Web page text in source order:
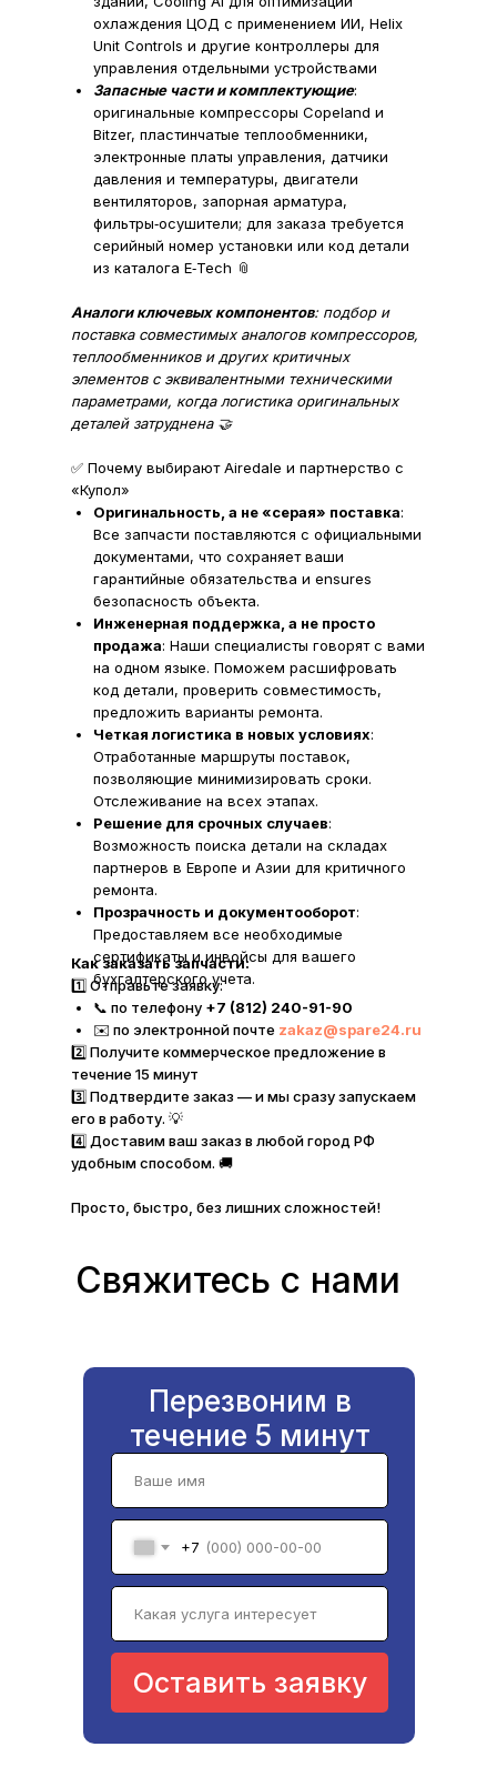
Как заказать запчасти:
1️⃣ Отправьте заявку:
📞 по телефону +7 (812) 240-91-90
✉️ по электронной почте zakaz@spare24.ru
2️⃣ Получите коммерческое предложение в
течение 15 минут
3️⃣ Подтвердите заказ — и мы сразу запускаем
его в работу. 💡
4️⃣ Доставим ваш заказ в любой город РФ
удобным способом. 🚚
Просто, быстро, без лишних сложностей!
охлаждения ЦОД с применением ИИ, Helix
Unit Controls и другие контроллеры для
управления отдельными устройствами​
Запасные части и комплектующие:
оригинальные компрессоры Copeland и
Bitzer, пластинчатые теплообменники,
электронные платы управления, датчики
давления и температуры, двигатели
вентиляторов, запорная арматура,
фильтры‑осушители; для заказа требуется
серийный номер установки или код детали
из каталога E‑Tech 📎​
Аналоги ключевых компонентов: подбор и
поставка совместимых аналогов компрессоров,
теплообменников и других критичных
элементов с эквивалентными техническими
параметрами, когда логистика оригинальных
деталей затруднена 🤝
✅ Почему выбирают Airedale и партнерство с
«Купол»
Оригинальность, а не «серая» поставка:
Все запчасти поставляются с официальными
документами, что сохраняет ваши
гарантийные обязательства и ensures
безопасность объекта.
Инженерная поддержка, а не просто
продажа: Наши специалисты говорят с вами
на одном языке. Поможем расшифровать
код детали, проверить совместимость,
предложить варианты ремонта.
Четкая логистика в новых условиях:
Отработанные маршруты поставок,
позволяющие минимизировать сроки.
Отслеживание на всех этапах.
Решение для срочных случаев:
Возможность поиска детали на складах
партнеров в Европе и Азии для критичного
ремонта.
Прозрачность и документооборот:
Предоставляем все необходимые
сертификаты и инвойсы для вашего
бухгалтерского учета.
Свяжитесь с нами
+7
Оставить заявку
Перезвоним в
течение 5 минут